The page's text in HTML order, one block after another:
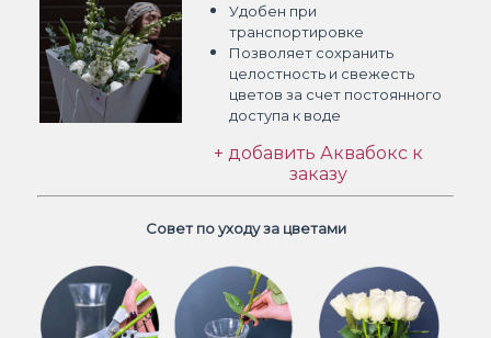
Удобен при
транспортировке
Позволяет сохранить
целостность и свежесть
цветов за счет постоянного
доступа к воде
+ добавить Аквабокс к
заказу
Совет по уходу за цветами